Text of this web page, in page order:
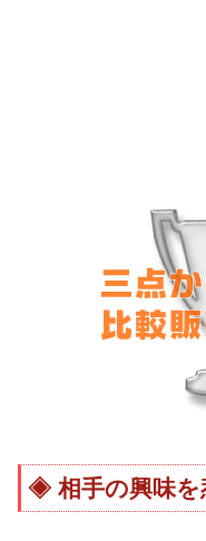
相手の興味